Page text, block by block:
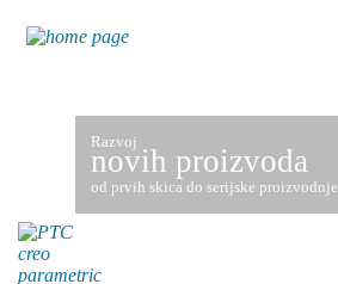
Razvoj
novih proizvoda
od prvih skica do serijske proizvodnje